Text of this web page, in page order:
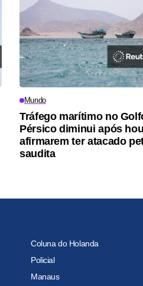
Mundo
Tráfego marítimo no
Pérsico diminui após
afirmarem ter atacado
saudita
Coluna do Holanda
Policial
Manaus